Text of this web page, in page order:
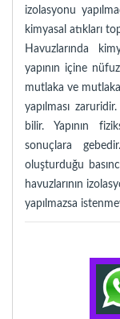
izolasyonu
kimyasal atıkları
Havuzlarında
yapının içine
mutlaka ve
yapılması
bilir. Yapının
sonuçlara
oluşturduğu
havuzlarının
yapılmazsa